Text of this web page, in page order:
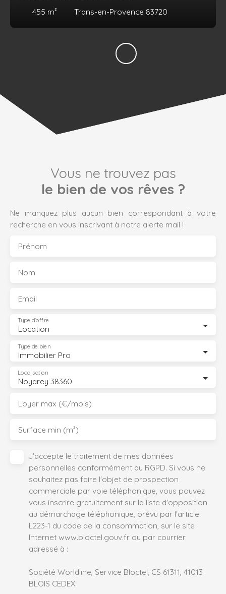
455 m² Trans-en-Provence 83720
Vous ne trouvez pas
le bien de vos rêves ?
Ne manquez plus aucun bien correspondant à votre
recherche en vous inscrivant à notre alerte mail !
Prénom
Nom
Email
Location
Type d'offre
Immobilier Pro
Type de bien
Noyarey 38360
Localisation
Loyer max (€/mois)
Surface min (m²)
J'accepte le traitement de mes données
personnelles conformément au RGPD. Si vous ne
souhaitez pas faire l'objet de prospection
commerciale par voie téléphonique, vous pouvez
vous inscrire gratuitement sur la liste d'opposition
au démarchage téléphonique, prévu par l'article
L223-1 du code de la consommation, sur le site
Internet www.bloctel.gouv.fr ou par courrier
adressé à :
Société Worldline, Service Bloctel, CS 61311, 41013
BLOIS CEDEX.